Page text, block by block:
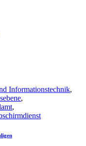
Informationstechnik,
,
,